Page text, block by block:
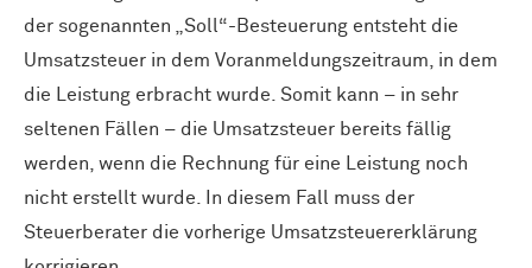
der sogenannten „Soll“-Besteuerung entsteht die
Umsatzsteuer in dem Voranmeldungszeitraum, in dem
die Leistung erbracht wurde. Somit kann – in sehr
seltenen Fällen – die Umsatzsteuer bereits fällig
werden, wenn die Rechnung für eine Leistung noch
nicht erstellt wurde. In diesem Fall muss der
Steuerberater die vorherige Umsatzsteuererklärung